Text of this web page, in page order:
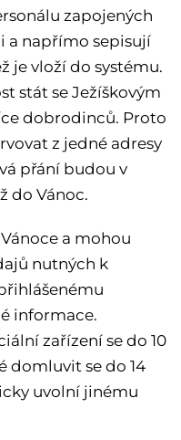
zapojených
a napřímo sepisují
je vloží do systému.
stát se Ježíškovým
dobrodinců. Proto
z jedné adresy
přání budou v
do Vánoc.
a mohou
nutných k
informace.
zařízení se do 10
domluvit se do 14
uvolní jinému